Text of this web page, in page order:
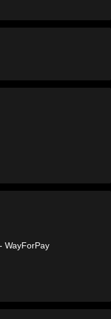
WayForPay